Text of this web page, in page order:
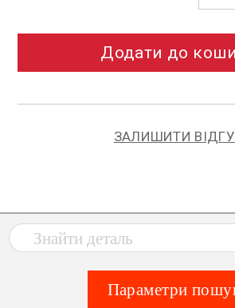
Додати до
ЗАЛИШИТИ
Параметри